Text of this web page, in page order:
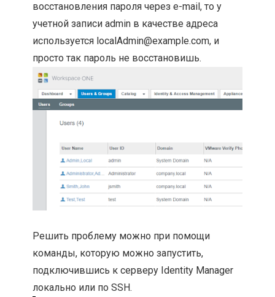
восстановления пароля через e-mail, то у
учетной записи admin в качестве адреса
используется localAdmin@example.com, и
просто так пароль не восстановишь.
Решить проблему можно при помощи
команды, которую можно запустить,
подключившись к серверу Identity Manager
локально или по SSH.